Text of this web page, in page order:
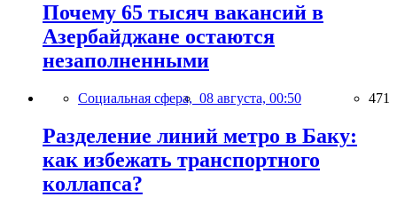
Почему 65 тысяч вакансий в
Азербайджане остаются
незаполненными
Социальная сфера, 08 августа, 00:50 471
Разделение линий метро в Баку:
как избежать транспортного
коллапса?